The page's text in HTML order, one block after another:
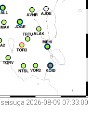
2026-08-09 07:33:00